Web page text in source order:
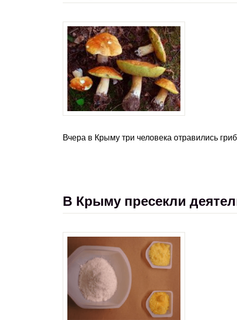
Вчера в Крыму три человека отравились
В Крыму пресекли